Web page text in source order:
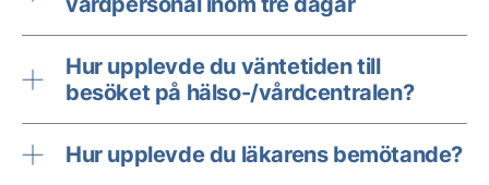
Hur upplevde du väntetiden till
besöket på hälso-/vårdcentralen?
Hur upplevde du läkarens bemötande?